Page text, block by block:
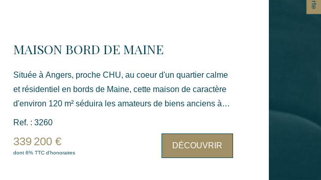
MAISON BORD DE MAINE
Située à Angers, proche CHU, au coeur d'un quartier calme
et résidentiel en bords de Maine, cette maison de caractère
d'environ 120 m² séduira les amateurs de biens anciens à
réinventer et les porteurs de projets sur mesure. Implantée
sur une parcelle offrant un jardin d'environ 275,75 m²,
exposé Est et sans aucun vis-à-vis, la maison bénéficie d'un
environnement préservé et d'une réelle intimité, rare en
Ref. : 3260
339 200 €
dont 6% TTC d'honoraires
DÉCOUVRIR